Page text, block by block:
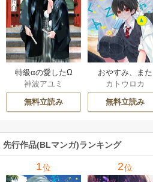
特級αの愛したΩ
神波アユミ
無料立読み
おやすみ、また
ね。ましろくん。
【電子限定漫画付
き】
カトウロカ
無料立読み
先行作品(BLマンガ)ランキング
1位 2位